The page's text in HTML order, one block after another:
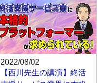
2022/08/02
【西川先生の講演】終活